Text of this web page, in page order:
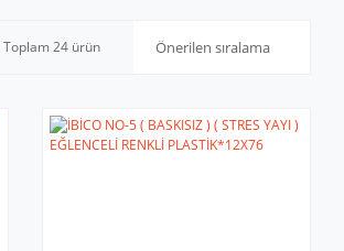
Toplam 24 ürün